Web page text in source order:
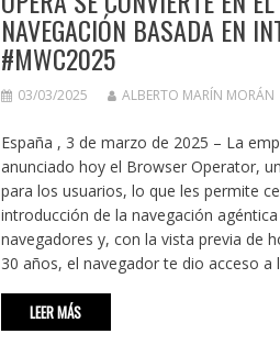
NAVEGACIÓN BASADA EN
#MWC2025
03/03/2025 ALBERTO MARÍN MORÁN
España , 3 de marzo de 2025 – La
anunciado hoy el Browser Operator,
para los usuarios, lo que les permite
introducción de la navegación
navegadores y, con la vista previa de
30 años, el navegador te dio acceso
LEER MÁS